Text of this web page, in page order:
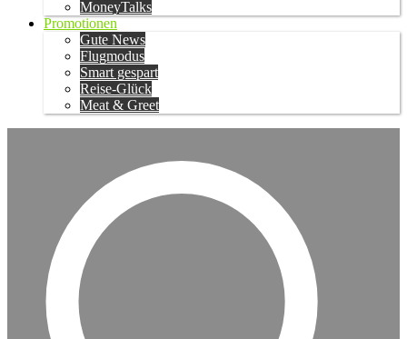
MoneyTalks
Promotionen
Gute News
Flugmodus
Smart gespart
Reise-Glück
Meat & Greet